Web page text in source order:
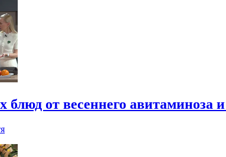
блюд от весеннего авитаминоза